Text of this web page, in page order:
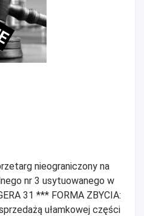
nieograniczony na
nr 3 usytuowanego w
31 *** FORMA ZBYCIA:
ułamkowej części